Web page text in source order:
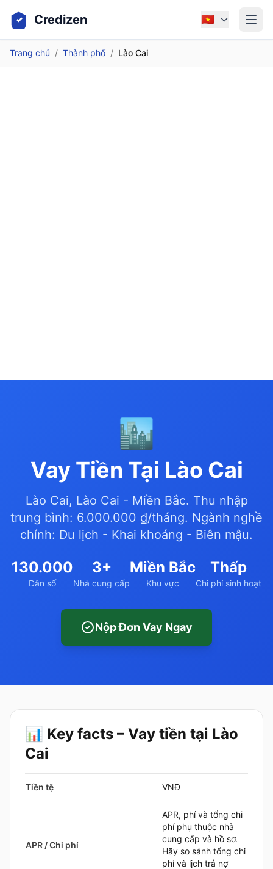
Credizen 🇻🇳
Trang chủ / Thành phố / Lào Cai
🏙️
Vay Tiền Tại Lào Cai
Lào Cai, Lào Cai - Miền Bắc. Thu nhập
trung bình: 6.000.000 ₫/tháng. Ngành nghề
chính: Du lịch - Khai khoáng - Biên mậu.
130.000
Dân số
3+
Nhà cung cấp
Miền Bắc
Khu vực
Thấp
Chi phí sinh hoạt
Nộp Đơn Vay Ngay
📊 Key facts – Vay tiền tại Lào
Cai
Tiền tệ VNĐ
APR / Chi phí
APR, phí và tổng chi
phí phụ thuộc nhà
cung cấp và hồ sơ.
Hãy so sánh tổng chi
phí và lịch trả nợ